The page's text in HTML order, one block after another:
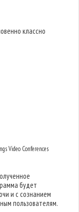
классно
Video Conferences
будет
и с сознанием
пользователям.